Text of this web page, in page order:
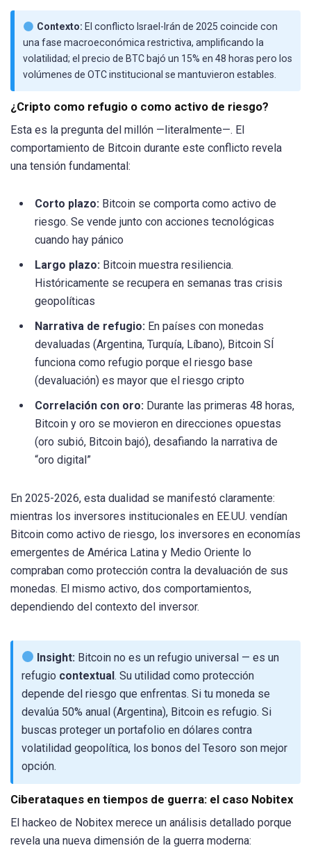
Contexto: El conflicto Israel-Irán de 2025 coincide con
una fase macroeconómica restrictiva, amplificando la
volatilidad; el precio de BTC bajó un 15% en 48 horas pero los
volúmenes de OTC institucional se mantuvieron estables.
¿Cripto como refugio o como activo de riesgo?
Esta es la pregunta del millón —literalmente—. El
comportamiento de Bitcoin durante este conflicto revela
una tensión fundamental:
Corto plazo: Bitcoin se comporta como activo de
riesgo. Se vende junto con acciones tecnológicas
cuando hay pánico
Largo plazo: Bitcoin muestra resiliencia.
Históricamente se recupera en semanas tras crisis
geopolíticas
Narrativa de refugio: En países con monedas
devaluadas (Argentina, Turquía, Líbano), Bitcoin SÍ
funciona como refugio porque el riesgo base
(devaluación) es mayor que el riesgo cripto
Correlación con oro: Durante las primeras 48 horas,
Bitcoin y oro se movieron en direcciones opuestas
(oro subió, Bitcoin bajó), desafiando la narrativa de
“oro digital”
En 2025-2026, esta dualidad se manifestó claramente:
mientras los inversores institucionales en EE.UU. vendían
Bitcoin como activo de riesgo, los inversores en economías
emergentes de América Latina y Medio Oriente lo
compraban como protección contra la devaluación de sus
monedas. El mismo activo, dos comportamientos,
dependiendo del contexto del inversor.
Insight: Bitcoin no es un refugio universal — es un
refugio contextual. Su utilidad como protección
depende del riesgo que enfrentas. Si tu moneda se
devalúa 50% anual (Argentina), Bitcoin es refugio. Si
buscas proteger un portafolio en dólares contra
volatilidad geopolítica, los bonos del Tesoro son mejor
opción.
Ciberataques en tiempos de guerra: el caso Nobitex
El hackeo de Nobitex merece un análisis detallado porque
revela una nueva dimensión de la guerra moderna: